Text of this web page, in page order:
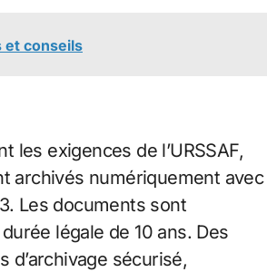
et conseils
exigences de l’URSSAF,
archivés numériquement avec
Les documents sont
légale de 10 ans. Des
d’archivage sécurisé,